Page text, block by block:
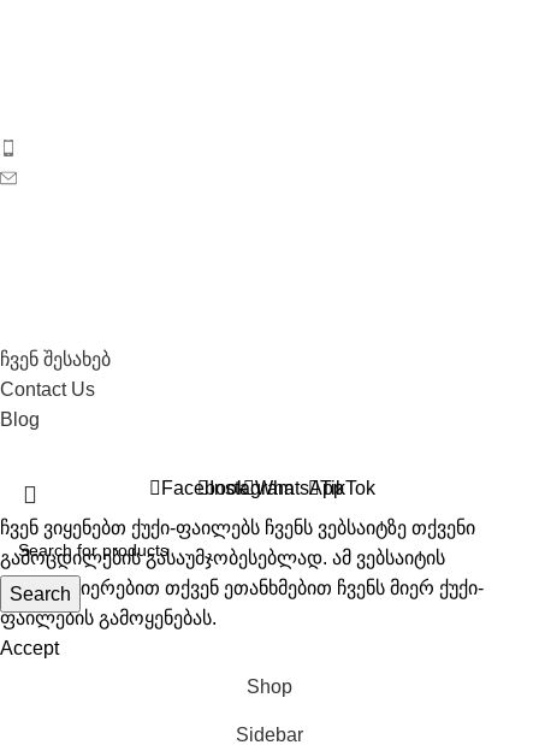
ჩვენ შესახებ
Contact Us
Blog
Search
FacebookInstagramWhatsAppTikTok
ჩვენ ვიყენებთ ქუქი-ფაილებს ჩვენს ვებსაიტზე თქვენი
გამოცდილების გასაუმჯობესებლად. ამ ვებსაიტის
დათვალიერებით თქვენ ეთანხმებით ჩვენს მიერ ქუქი-
ფაილების გამოყენებას.
Accept
Shop
Sidebar